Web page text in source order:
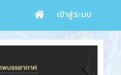
เข้าสู่ระบบ